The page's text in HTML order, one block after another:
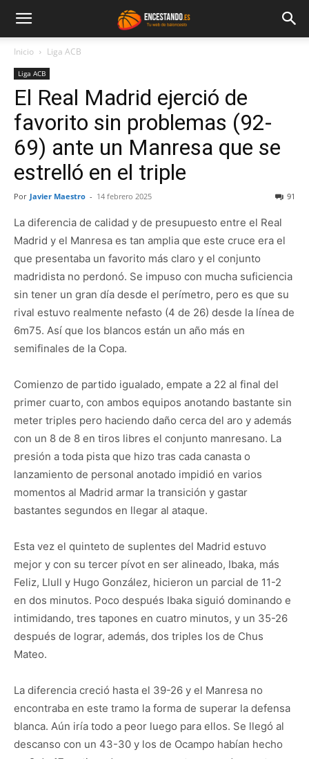
Inicio Liga ACB
Liga ACB
El Real Madrid ejerció de
favorito sin problemas (92-
69) ante un Manresa que se
estrelló en el triple
Por Javier Maestro - 14 febrero 2025 91
La diferencia de calidad y de presupuesto entre el Real
Madrid y el Manresa es tan amplia que este cruce era el
que presentaba un favorito más claro y el conjunto
madridista no perdonó. Se impuso con mucha suficiencia
sin tener un gran día desde el perímetro, pero es que su
rival estuvo realmente nefasto (4 de 26) desde la línea de
6m75. Así que los blancos están un año más en
semifinales de la Copa.
Comienzo de partido igualado, empate a 22 al final del
primer cuarto, con ambos equipos anotando bastante sin
meter triples pero haciendo daño cerca del aro y además
con un 8 de 8 en tiros libres el conjunto manresano. La
presión a toda pista que hizo tras cada canasta o
lanzamiento de personal anotado impidió en varios
momentos al Madrid armar la transición y gastar
bastantes segundos en llegar al ataque.
Esta vez el quinteto de suplentes del Madrid estuvo
mejor y con su tercer pívot en ser alineado, Ibaka, más
Feliz, Llull y Hugo González, hicieron un parcial de 11-2
en dos minutos. Poco después Ibaka siguió dominando e
intimidando, tres tapones en cuatro minutos, y un 35-26
después de lograr, además, dos triples los de Chus
Mateo.
La diferencia creció hasta el 39-26 y el Manresa no
encontraba en este tramo la forma de superar la defensa
blanca. Aún iría todo a peor luego para ellos. Se llegó al
descanso con un 43-30 y los de Ocampo habían hecho